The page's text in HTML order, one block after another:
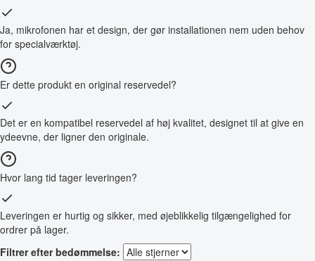
Ja, mikrofonen har et design, der gør installationen nem uden behov
for specialværktøj.
Er dette produkt en original reservedel?
Det er en kompatibel reservedel af høj kvalitet, designet til at give en
ydeevne, der ligner den originale.
Hvor lang tid tager leveringen?
Leveringen er hurtig og sikker, med øjeblikkelig tilgængelighed for
ordrer på lager.
Filtrer efter bedømmelse: